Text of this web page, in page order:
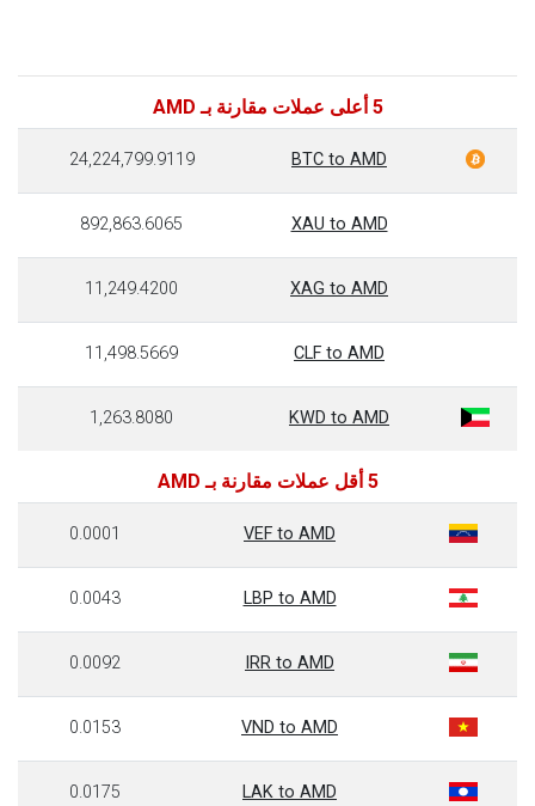
5 أعلى عملات مقارنة بـ AMD
BTC to AMD
24,224,799.9119
XAU to AMD
892,863.6065
XAG to AMD
11,249.4200
CLF to AMD
11,498.5669
KWD to AMD
1,263.8080
5 أقل عملات مقارنة بـ AMD
VEF to AMD
0.0001
LBP to AMD
0.0043
IRR to AMD
0.0092
VND to AMD
0.0153
LAK to AMD
0.0175